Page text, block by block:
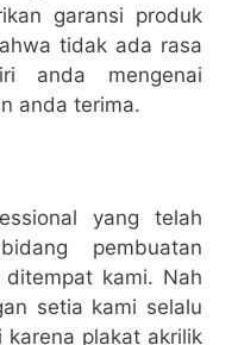
garansi produk
tidak ada rasa
anda mengenai
anda terima.
yang telah
pembuatan
kami. Nah
setia kami selalu
karena plakat akrilik